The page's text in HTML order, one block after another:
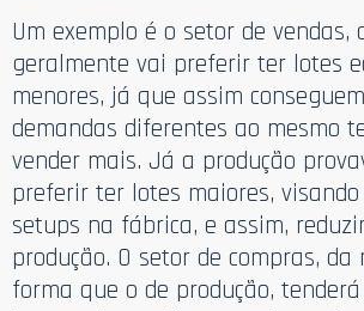
Um exemplo é o setor de vendas,
geralmente vai preferir ter lotes
menores, já que assim
demandas diferentes ao mesmo
vender mais. Já a produção
preferir ter lotes maiores,
setups na fábrica, e assim,
produção. O setor de compras, da
forma que o de produção,